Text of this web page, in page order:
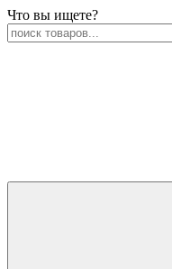
Что вы ищете?